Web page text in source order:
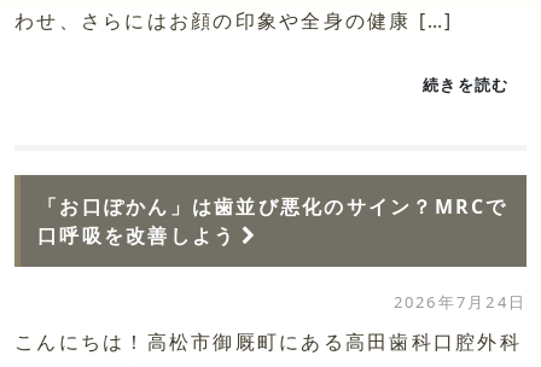
わせ、さらにはお顔の印象や全身の健康 […]
続きを読む
「お口ぽかん」は歯並び悪化のサイン？MRCで
口呼吸を改善しよう
2026年7月24日
こんにちは！高松市御厩町にある高田歯科口腔外科